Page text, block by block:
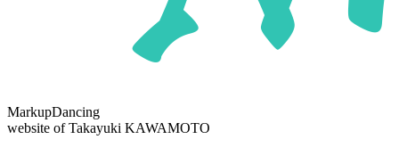
MarkupDancing
website of Takayuki KAWAMOTO